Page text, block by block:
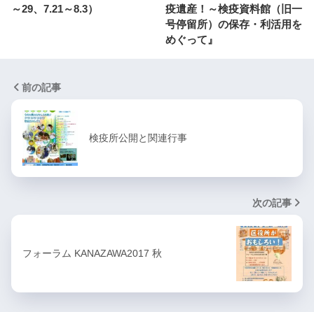
～29、7.21～8.3）
疫遺産！～検疫資料館（旧一
号停留所）の保存・利活用を
めぐって』
前の記事
検疫所公開と関連行事
次の記事
フォーラム KANAZAWA2017 秋